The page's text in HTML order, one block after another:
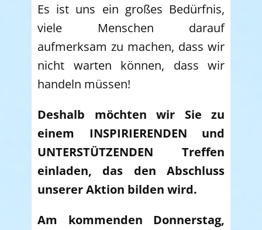
Es ist uns ein großes Bedürfnis,
viele Menschen darauf
aufmerksam zu machen, dass wir
nicht warten können, dass wir
handeln müssen!
Deshalb möchten wir Sie zu
einem INSPIRIERENDEN und
UNTERSTÜTZENDEN Treffen
einladen, das den Abschluss
unserer Aktion bilden wird.
Am kommenden Donnerstag,